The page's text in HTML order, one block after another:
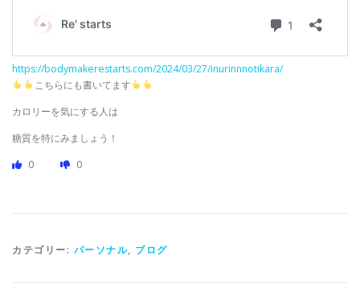
https://bodymakerestarts.com/2024/03/27/inurinnnotikara/
こちらにも書いてます
カロリーを気にする人は
糖質を特にみましょう！
0
0
カテゴリー: パーソナル, ブログ